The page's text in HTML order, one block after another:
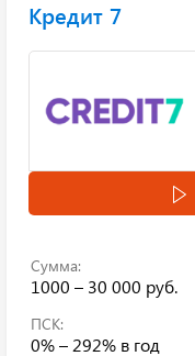
Кредит 7
Сумма:
1000 – 30 000 руб.
ПСК:
0% – 292% в год